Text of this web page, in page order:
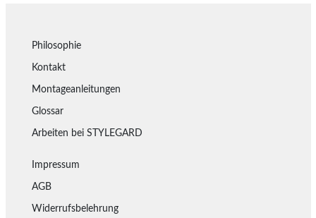
Philosophie
Kontakt
Montageanleitungen
Glossar
Arbeiten bei STYLEGARD
Impressum
AGB
Widerrufsbelehrung